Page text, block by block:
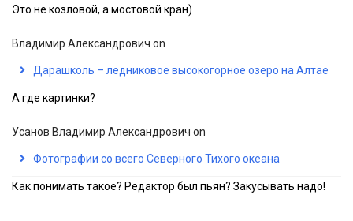
Это не козловой, а мостовой кран)
Владимир Александрович on
Дарашколь – ледниковое высокогорное озеро на Алтае
А где картинки?
Усанов Владимир Александрович on
Фотографии со всего Северного Тихого океана
Как понимать такое? Редактор был пьян? Закусывать надо!